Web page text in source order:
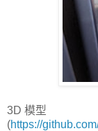
3D 模型
(https://